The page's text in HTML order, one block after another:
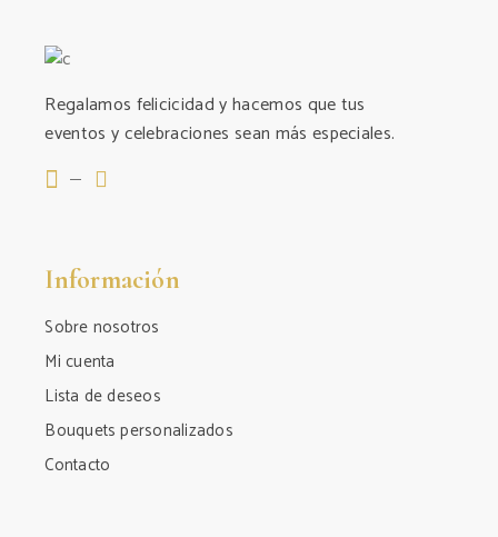
Regalamos felicicidad y hacemos que tus
eventos y celebraciones sean más especiales.
Información
Sobre nosotros
Mi cuenta
Lista de deseos
Bouquets personalizados
Contacto